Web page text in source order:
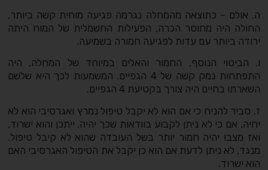
ה. אולם – כתוצאה מהמחלה נגרמה פגיעה מוחית קשה ביותר,
החולה היה מחוסר הכרה, הפעילות החשמלית של המוח היתה
ירודה ביותר עם עדות לפגיעה חמורה בשמיעה.
ו. הביטוי הנוסף, החמור והאלים במיוחד של המחלה, היה
התפתחות נמק קשה של 4 הגפיים. המשמעות לכך היא שלשם
השארתו בחיים היה צורך בקטיעת 4 הגפיים.
ז. סביר להניח כי אם הוא לא יקבל טיפול נמרץ ואגרסיבי הוא לא
יחיה, אם כי לא ניתן לקבוע בוודאות שכך יהיה. ייתכן והוא ישרוד,
ואז מצבו יהיה חמור יותר בשל העובדה שהוא לא קיבל טיפול.
מנגד, לא ניתן לדעת אם הוא כן יקבל את הטיפול האגרסיבי האם
הוא ישרוד.